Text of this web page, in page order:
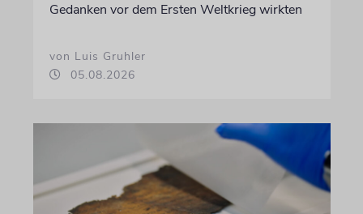
Gedanken vor dem Ersten Weltkrieg wirkten
von Luis Gruhler
05.08.2026